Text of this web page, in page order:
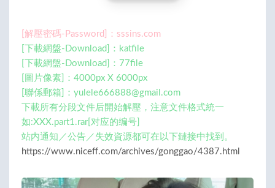
[解壓密碼-Password]：sssins.com
[下載網盤-Download]：katfile
[下載網盤-Download]：77file
[圖片像素]：4000px X 6000px
[聯係郵箱]： yulele666888@gmail.com
下載所有分段文件后開始解壓，注意文件格式統一
如:XXX.part1.rar[对应的编号]
站内通知／公告／失效資源都可在以下鏈接中找到。
https://www.niceff.com/archives/gonggao/4387.html